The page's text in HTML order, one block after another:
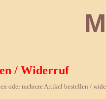
/ Widerruf
oder mehrere Artikel bestellen /